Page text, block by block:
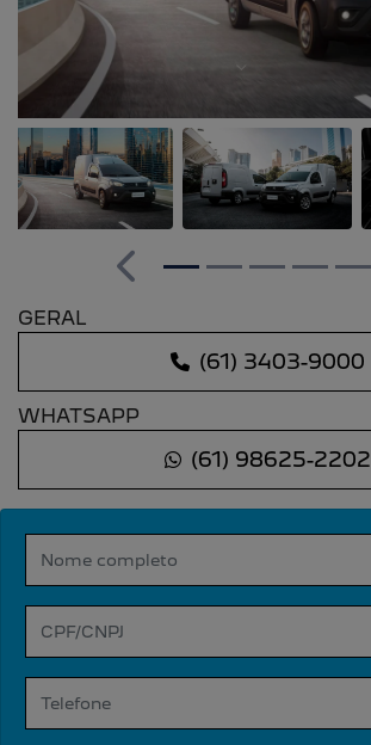
Anterior
GERAL
(61) 3403-9000
WHATSAPP
(61) 98625-2202